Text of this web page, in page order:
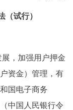
PORTUGUÊS
（试行）
，加强用户押金
资金）管理，有
国电子商务
中国人民银行令